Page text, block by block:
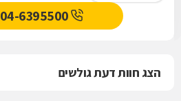
04-6395500
הצג חוות דעת גולשים